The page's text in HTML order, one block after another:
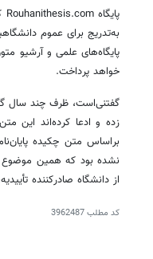
به‌تدریج برای عموم
پایگاه‌های علمی و آرشیو
خواهد پرداخت.
گفتنی‌است، ظرف چند سال
زده و ادعا کرده‌اند این
براساس متن چکیده
نشده بود که همین موضوع
از دانشگاه صادرکننده
کد مطلب3962487